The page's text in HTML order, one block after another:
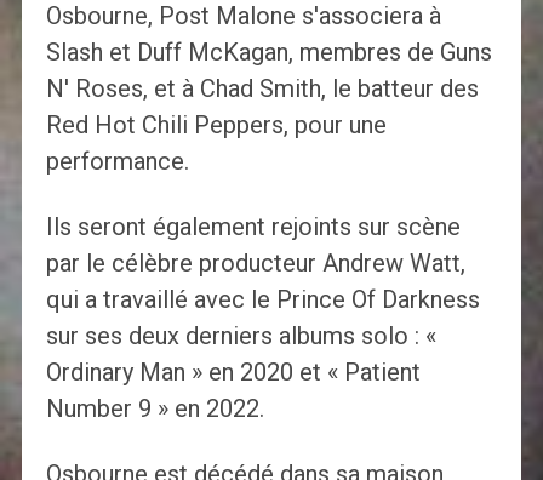
Osbourne, Post Malone s'associera à
Slash et Duff McKagan, membres de Guns
N' Roses, et à Chad Smith, le batteur des
Red Hot Chili Peppers, pour une
performance.
Ils seront également rejoints sur scène
par le célèbre producteur Andrew Watt,
qui a travaillé avec le Prince Of Darkness
sur ses deux derniers albums solo : «
Ordinary Man » en 2020 et « Patient
Number 9 » en 2022.
Osbourne est décédé dans sa maison